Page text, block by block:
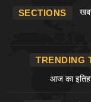
SECTIONS
TRENDING
आज का